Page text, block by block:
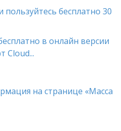
бесплатно 30
в онлайн версии
Cloud...